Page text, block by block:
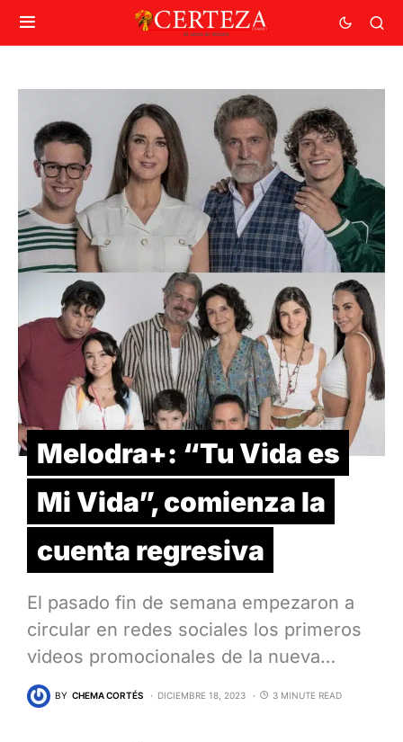
Melodra+: “Tu Vida es
Mi Vida”, comienza la
cuenta regresiva
El pasado fin de semana empezaron a
circular en redes sociales los primeros
videos promocionales de la nueva…
BY CHEMA CORTÉS DICIEMBRE 18, 2023 3 MINUTE READ